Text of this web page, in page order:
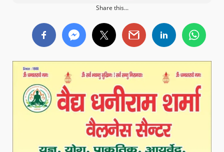
Share this...